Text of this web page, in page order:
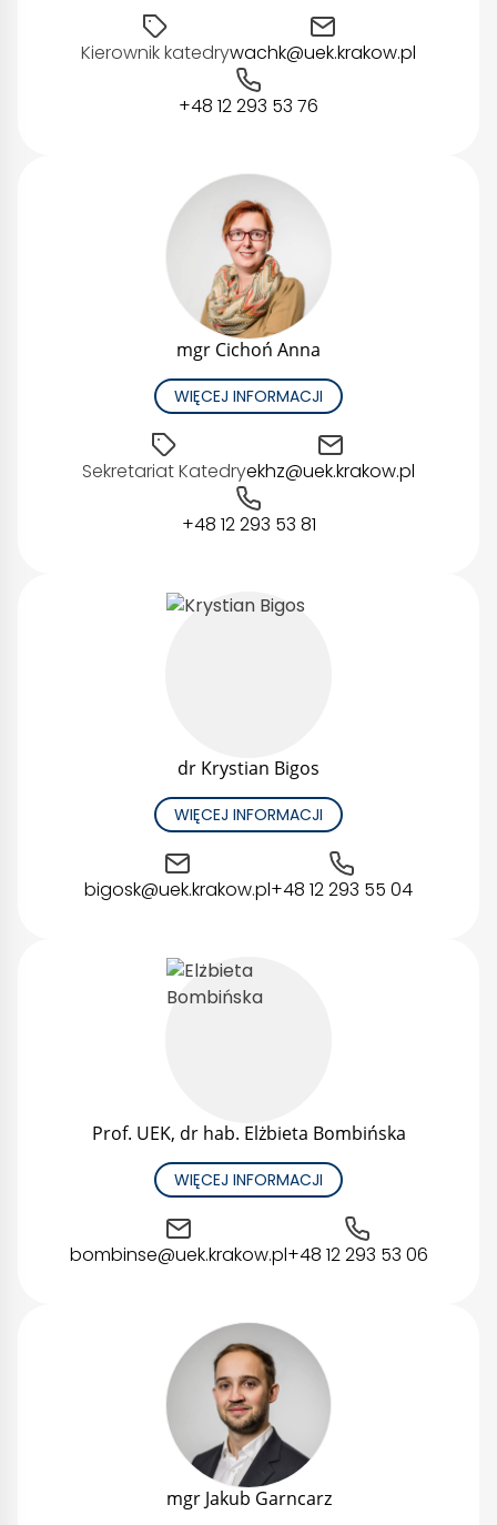
Kierownik katedrywachk@uek.krakow.pl
+48 12 293 53 76
mgr Cichoń Anna
WIĘCEJ INFORMACJI
Sekretariat Katedryekhz@uek.krakow.pl
+48 12 293 53 81
dr Krystian Bigos
WIĘCEJ INFORMACJI
bigosk@uek.krakow.pl+48 12 293 55 04
Prof. UEK, dr hab. Elżbieta Bombińska
WIĘCEJ INFORMACJI
bombinse@uek.krakow.pl+48 12 293 53 06
mgr Jakub Garncarz